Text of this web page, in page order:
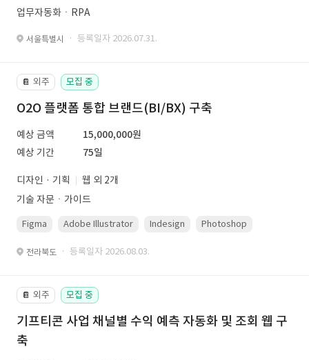
업무자동화ㆍRPA
서울특별시 · 등록일자 2026.07.31.
📔 외주 모집 중
O2O 플랫폼 통합 브랜드(BI/BX) 구축
예상 금액
15,000,000원
예상 기간
75일
디자인 · 기획
웹 외 2개
기술 자문ㆍ가이드
Figma Adobe Illustrator Indesign Photoshop
전라북도 · 등록일자 2026.08.03.
📔 외주 모집 중
기프티콘 사업 채널별 수익 예측 자동화 및 조회 웹 구
축